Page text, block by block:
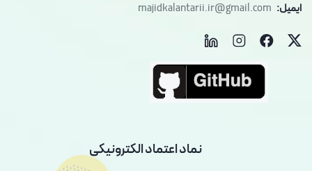
ایمیل: majidkalantarii.ir@gmail.com
نماد اعتماد الکترونیکی